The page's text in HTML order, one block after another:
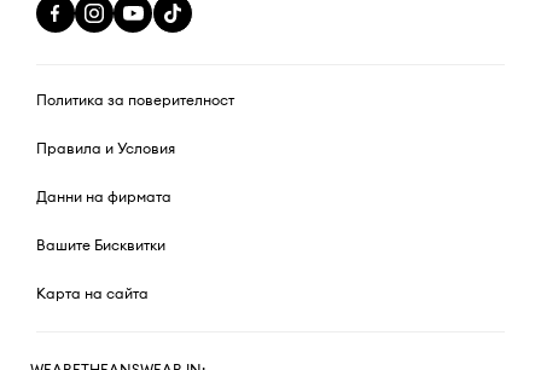
Политика за поверителност
Правила и Условия
Данни на фирмата
Вашите Бисквитки
Карта на сайта